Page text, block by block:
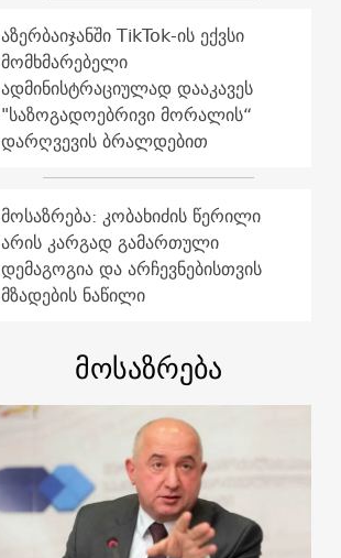
აზერბაიჯანში TikTok-ის ექვსი
მომხმარებელი
ადმინისტრაციულად დააკავეს
"საზოგადოებრივი მორალის“
დარღვევის ბრალდებით
მოსაზრება: კობახიძის წერილი
არის კარგად გამართული
დემაგოგია და არჩევნებისთვის
მზადების ნაწილი
მოსაზრება